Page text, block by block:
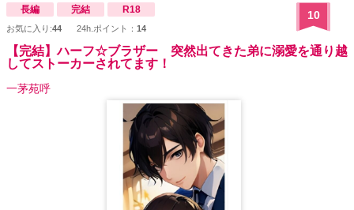
ないか。どうだ？ ナイスアイディアだろう。流石私だ」 ドヤ顔で
言われた。ふっ、ふざけるなあっ！ 「大丈夫だ。調査によればこれ
は今流行りの契約婚というやつで、何も問題は無い」 知らなかっ
た！ 契約婚って流行っているの!? なんだかんだと一矢に上手く言
いくるめられた上に両親の大賛成も手伝い、背に腹は代えられず彼
の申し出を受ける伊織。 しかし、ひとつ問題があった。 それは彼が
有名人だからとか、お金持ちだからとか、俺様で性格難アリとか、
そういう類の問題ではない。 彼女は幼い頃から、一矢の事が大好き
だったのだ！ 一矢のお嫁さんなんて････ずっとなりたかったわよぉ
おおぉ――！ それなのに契約婚＝いずれ離婚が決定なんて、拗れま
くった初恋に未来ナシじゃないのよぉおぉ――――!! でも、いざニセ
嫁を始めてみると、一矢の溺愛は止まらなくて････!? ジーザス！
私の恋の行方は、一体どうなっちゃうの!? ラブコメを書かせたら最
強無敵、大魔神さぶれが贈る、溺愛系ラブコメ見参！ とくとご賞味
長編 完結 R18
お気に入り:44 24h.ポイント： 14
10
【完結】ハーフ☆ブラザー 突然出てきた弟に溺愛を通り越
してストーカーされてます！
一茅苑呼